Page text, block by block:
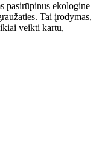
pasirūpinus ekologine
Tai įrodymas,
veikti kartu,